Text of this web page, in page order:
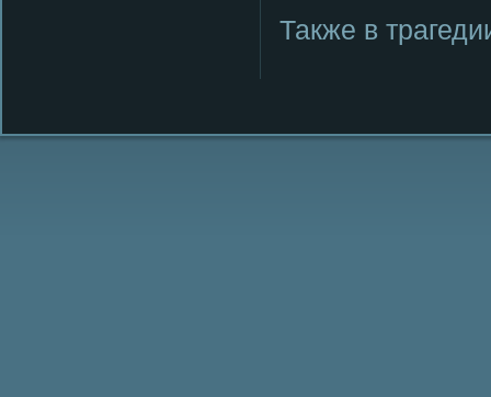
Также в